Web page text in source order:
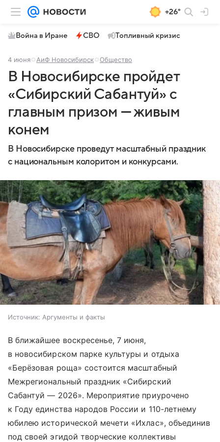
+26°
Война в Иране СВО Топливный кризис
4 июня АиФ Новосибирск Общество
В Новосибирске пройдет
«Сибирский Сабантуй» с
главным призом — живым
конем
В Новосибирске проведут масштабный праздник
с национальным колоритом и конкурсами.
Источник: Аргументы и факты
В ближайшее воскресенье, 7 июня,
в новосибирском парке культуры и отдыха
«Берёзовая роща» состоится масштабный
Межрегиональный праздник «Сибирский
Сабантуй — 2026». Мероприятие приурочено
к Году единства народов России и 110-летнему
юбилею исторической мечети «Ихлас», объединив
под своей эгидой творческие коллективы